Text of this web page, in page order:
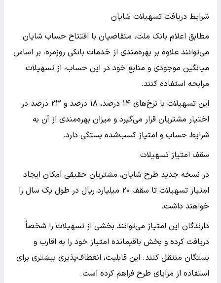
شرایط دریافت تسهیلات شایان
مطابق اعلام بانک ملت، متقاضیان با افتتاح حساب شایان
می‌توانند علاوه بر بهره‌مندی از خدمات بانکی روزمره، بر اساس
میانگین موجودی و منابع خود در این حساب، از تسهیلات
مرابحه استفاده کنند.
این تسهیلات با نرخ‌های ۱۴ درصد، ۱۸ درصد و ۲۳ درصد در
اختیار مشتریان قرار می‌گیرد و میزان بهره‌مندی از آن به
شرایط حساب و امتیاز کسب‌شده بستگی دارد.
سقف امتیاز تسهیلات
در نسخه جدید طرح شایان، مشتریان حقیقی امکان ایجاد
امتیاز تسهیلات تا سقف ۲۰ میلیارد ریال در طول یک سال را
خواهند داشت.
دارندگان این امتیاز می‌توانند بخشی از تسهیلات را شخصاً
دریافت کرده و بخش باقیمانده امتیاز خود را به اقارب و
بستگان منتقل کنند. این قابلیت، انعطاف‌پذیری بیشتری برای
استفاده از مزایای طرح فراهم کرده است.